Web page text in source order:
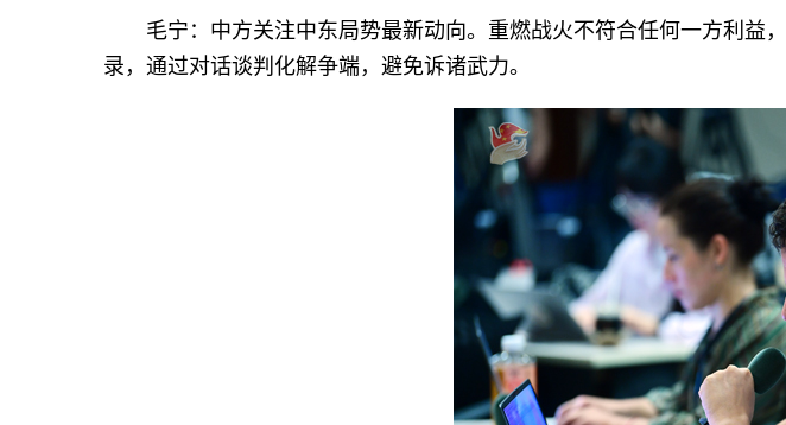
毛宁：中方关注中东局势最新动向。重燃战火不符合任何一方利益
录，通过对话谈判化解争端，避免诉诸武力。